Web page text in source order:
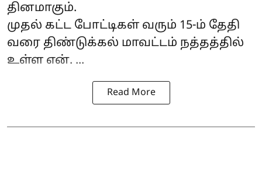
தினமாகும்.
முதல் கட்ட போட்டிகள் வரும் 15-ம் தேதி
வரை திண்டுக்கல் மாவட்டம் நத்தத்தில்
உள்ள என். ...
Read More